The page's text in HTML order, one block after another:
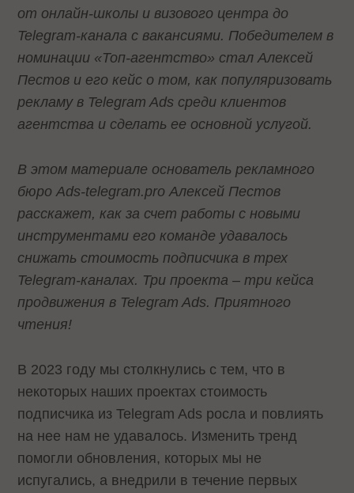
от онлайн-школы и визового центра до
Telegram-канала с вакансиями. Победителем в
номинации «Топ-агентство» стал Алексей
Пестов и его кейс о том, как популяризовать
рекламу в Telegram Ads среди клиентов
агентства и сделать ее основной услугой.
В этом материале основатель рекламного
бюро Ads-telegram.pro Алексей Пестов
расскажет, как за счет работы с новыми
инструментами его команде удавалось
снижать стоимость подписчика в трех
Telegram-каналах. Три проекта – три кейса
продвижения в Telegram Ads. Приятного
чтения!
В 2023 году мы столкнулись с тем, что в
некоторых наших проектах стоимость
подписчика из Telegram Ads росла и повлиять
на нее нам не удавалось. Изменить тренд
помогли обновления, которых мы не
испугались, а внедрили в течение первых